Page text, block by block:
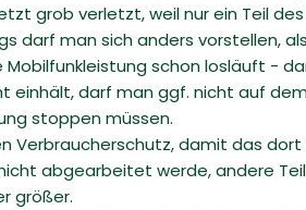
grob verletzt, weil nur ein Teil
darf man sich anders vorstellen,
schon losläuft -
einhält, darf man ggf. nicht auf
stoppen müssen.
Verbraucherschutz, damit das
abgearbeitet werde, andere
größer.